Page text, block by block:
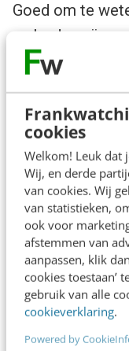
cookies
Welkom! Leuk dat
Wij, en derde
van cookies. Wij
van statistieken,
ook voor
afstemmen van
aanpassen, klik
cookies toestaan’
gebruik van alle
cookieverklaring.
Powered by
Goed om te
en landen zijn
ISO-indelingen.
zijn dit ISO
Flink wat
Al met al moet
hangen onder
(wat voor
bijvoorbeeld),
toekomst.
vrijheid in het